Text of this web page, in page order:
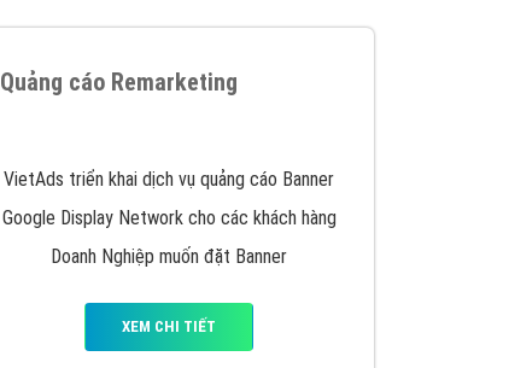
Quảng cáo Remarketing
VietAds triển khai dịch vụ quảng cáo Banner
Google Display Network cho các khách hàng
Doanh Nghiệp muốn đặt Banner
XEM CHI TIẾT